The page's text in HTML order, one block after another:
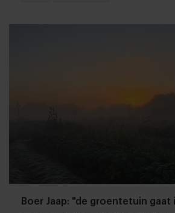
Boer Jaap: "de groentetuin